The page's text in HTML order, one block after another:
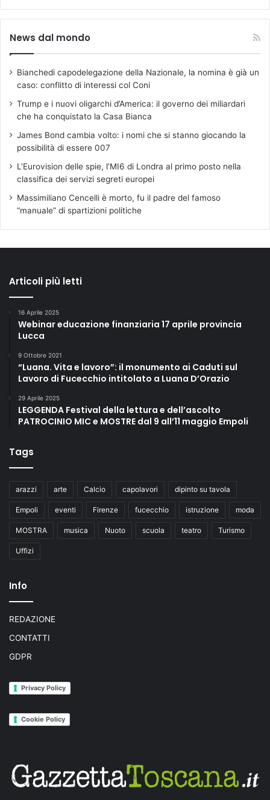
News dal mondo
Bianchedi capodelegazione della Nazionale, la nomina è già un
caso: conflitto di interessi col Coni
Trump e i nuovi oligarchi d’America: il governo dei miliardari
che ha conquistato la Casa Bianca
James Bond cambia volto: i nomi che si stanno giocando la
possibilità di essere 007
L’Eurovision delle spie, l’MI6 di Londra al primo posto nella
classifica dei servizi segreti europei
Massimiliano Cencelli è morto, fu il padre del famoso
“manuale” di spartizioni politiche
Articoli più letti
16 Aprile 2025
Webinar educazione finanziaria 17 aprile provincia
Lucca
9 Ottobre 2021
“Luana. Vita e lavoro”: il monumento ai Caduti sul
Lavoro di Fucecchio intitolato a Luana D’Orazio
29 Aprile 2025
LEGGENDA Festival della lettura e dell’ascolto
PATROCINIO MIC e MOSTRE dal 9 all’11 maggio Empoli
Tags
arazzi arte Calcio capolavori dipinto su tavola
Empoli eventi Firenze fucecchio istruzione moda
MOSTRA musica Nuoto scuola teatro Turismo
Uffizi
Info
REDAZIONE
CONTATTI
GDPR
Privacy Policy
Cookie Policy